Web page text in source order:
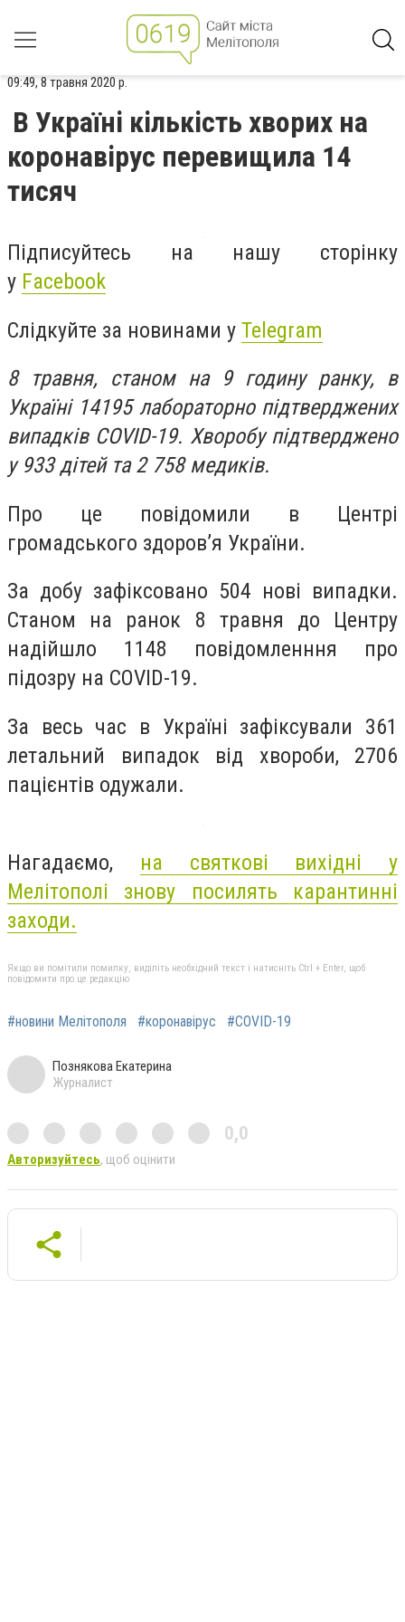
09:49, 8 травня 2020 р.
В Україні кількість хворих на
коронавірус перевищила 14
тисяч
Підписуйтесь на нашу сторінку
у Facebook
Слідкуйте за новинами у Telegram
8 травня, станом на 9 годину ранку, в
Україні 14195 лабораторно підтверджених
випадків COVID-19. Хворобу підтверджено
у 933 дітей та 2 758 медиків.
Про це повідомили в Центрі
громадського здоров’я України.
За добу зафіксовано 504 нові випадки.
Станом на ранок 8 травня до Центру
надійшло 1148 повідомленння про
підозру на COVID-19.
За весь час в Україні зафіксували 361
летальний випадок від хвороби, 2706
пацієнтів одужали.
Нагадаємо, на святкові вихідні у
Мелітополі знову посилять карантинні
заходи.
Якщо ви помітили помилку, виділіть необхідний текст і натисніть Ctrl + Enter, щоб
повідомити про це редакцію
#новини Мелітополя #коронавірус #COVID-19
Познякова Екатерина
Журналист
0,0
Авторизуйтесь, щоб оцінити